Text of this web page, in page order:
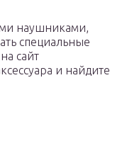
наушниками,
специальные
сайт
и найдите